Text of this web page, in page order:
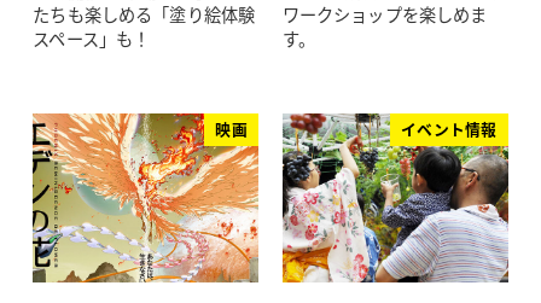
たちも楽しめる「塗り絵体験
スペース」も！
ワークショップを楽しめま
す。
映画 イベント情報